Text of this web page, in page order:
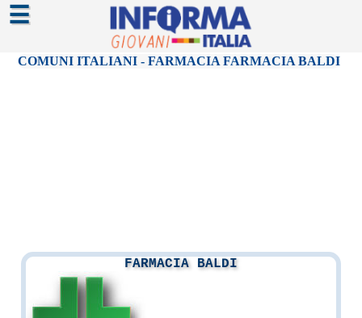
☰
COMUNI ITALIANI - FARMACIA FARMACIA BALDI
FARMACIA BALDI